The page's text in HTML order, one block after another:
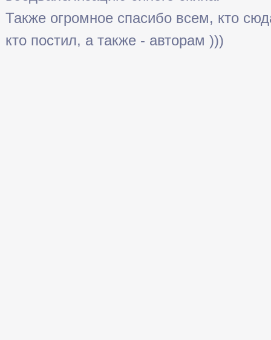
Также огромное спасибо всем, кто
кто постил, а также - авторам )))